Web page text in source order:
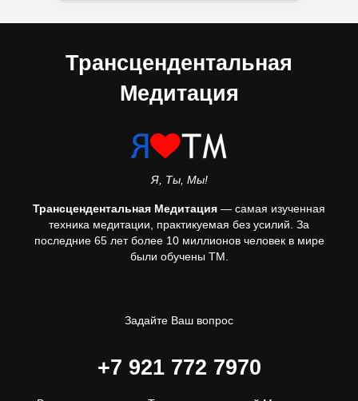
Трансцендентальная
Медитация
Я, Ты, Мы!
Трансцендентальная Медитация — самая изученная
техника медитации, практикуемая без усилий. За
последние 65 лет более 10 миллионов человек в мире
были обучены ТМ.
Задайте Ваш вопрос
+7 921 772 7970